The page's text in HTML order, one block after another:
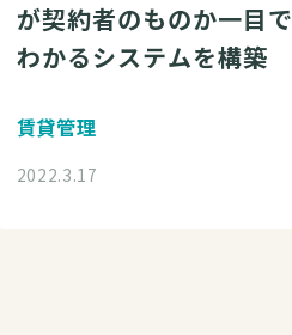
が契約者のものか一目で
わかるシステムを構築
賃貸管理
2022.3.17